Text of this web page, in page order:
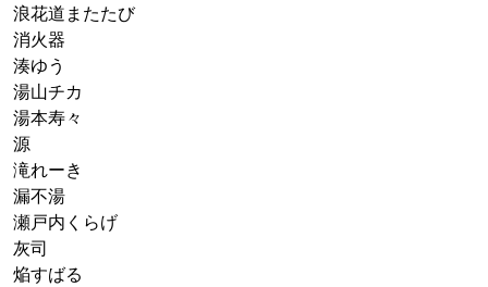
浪花道またたび
消火器
湊ゆう
湯山チカ
湯本寿々
源
滝れーき
漏不湯
瀬戸内くらげ
灰司
焔すばる